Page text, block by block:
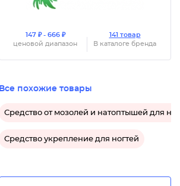
147 ₽ - 666 ₽
ценовой диапазон
141 товар
В каталоге бренда
Все похожие товары
Средство от мозолей и натоптышей для ног
Средство укрепление для ногтей